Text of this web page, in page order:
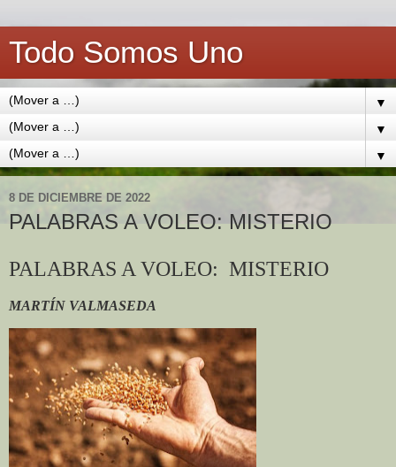
Todo Somos Uno
▼
▼
▼
8 DE DICIEMBRE DE 2022
PALABRAS A VOLEO: MISTERIO
PALABRAS A VOLEO: MISTERIO
MARTÍN VALMASEDA